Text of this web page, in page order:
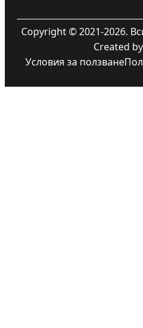
Copyright © 2021-2026.
Created by
Условия за ползване